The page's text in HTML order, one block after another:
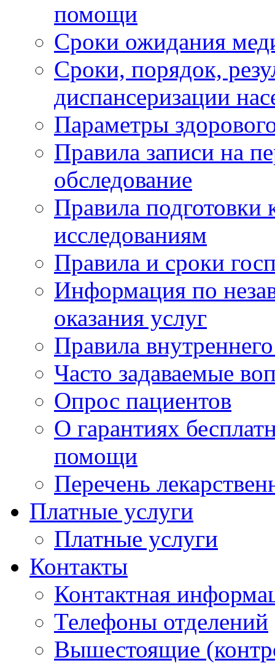
помощи
Сроки ожидания
Сроки, порядок,
диспансеризации
Параметры
Правила записи на
обследование
Правила подготовки
исследованиям
Правила и сроки
Информация по
оказания услуг
Правила
Часто задаваемые
Опрос пациентов
О гарантиях
помощи
Перечень
Платные услуги
Платные услуги
Контакты
Контактная
Телефоны отделений
Вышестоящие